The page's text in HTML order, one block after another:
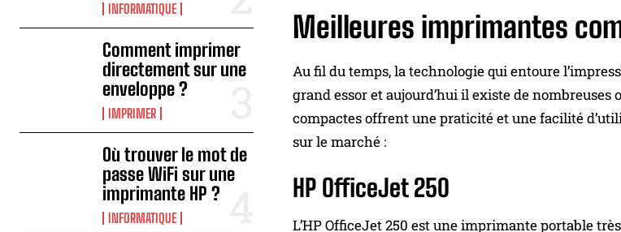
INFORMATIQUE
Comment imprimer
directement sur une
enveloppe ?
IMPRIMER
Où trouver le mot de
passe WiFi sur une
imprimante HP ?
INFORMATIQUE
Meilleures imprimantes
Au fil du temps, la technologie qui entoure
grand essor et aujourd’hui il existe de
compactes offrent une praticité et une facilité
sur le marché :
HP OfficeJet 250
L’HP OfficeJet 250 est une imprimante portable